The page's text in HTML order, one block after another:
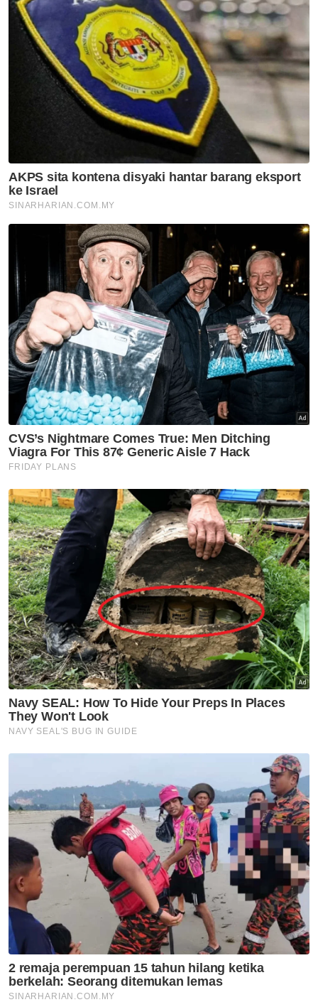
Nasional
Isu import udang Thailand
dijangka selesai pertengahan
bulan ini – Mohamad Sabu